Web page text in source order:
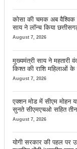
कोसा की चमक अब वैश्विक
साय ने लॉन्च किया
ब्रांड ‘कोशल फैब’
August 7, 2026
मुख्यमंत्री साय ने महतारी
किश्त की राशि महिलाओं
August 7, 2026
एक्शन मोड में सीएम मोहन
सुनते सीएमएचओ सहित
August 7, 2026
योगी सरकार की पहल पर